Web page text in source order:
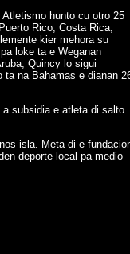
hunto cu otro 25
Rico, Costa Rica,
kier mehora su
loke ta e Weganan
Quincy lo sigui
ta na Bahamas e dianan
subsidia e atleta di salto
isla. Meta di e
deporte local pa medio